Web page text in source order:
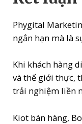
Phygital
ngắn hạn mà là
Khi khách hàng
và thế giới thực,
trải nghiệm liền
Kiot bán hàng,